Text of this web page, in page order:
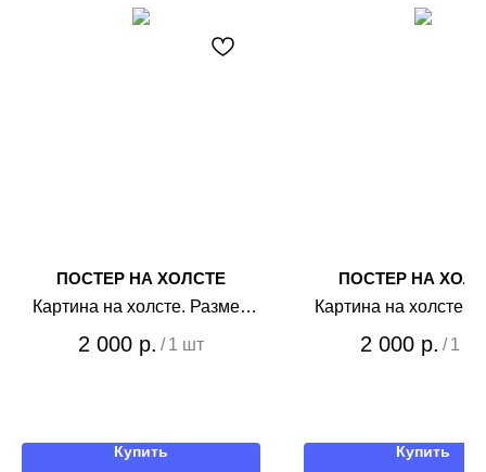
ПОСТЕР НА ХОЛСТЕ
Картина на холсте. Размер
2 000 р. / 1 шт
Купить
ПОСТЕР НА
Картина на холсте.
2 000 р. / 1 шт
Купить